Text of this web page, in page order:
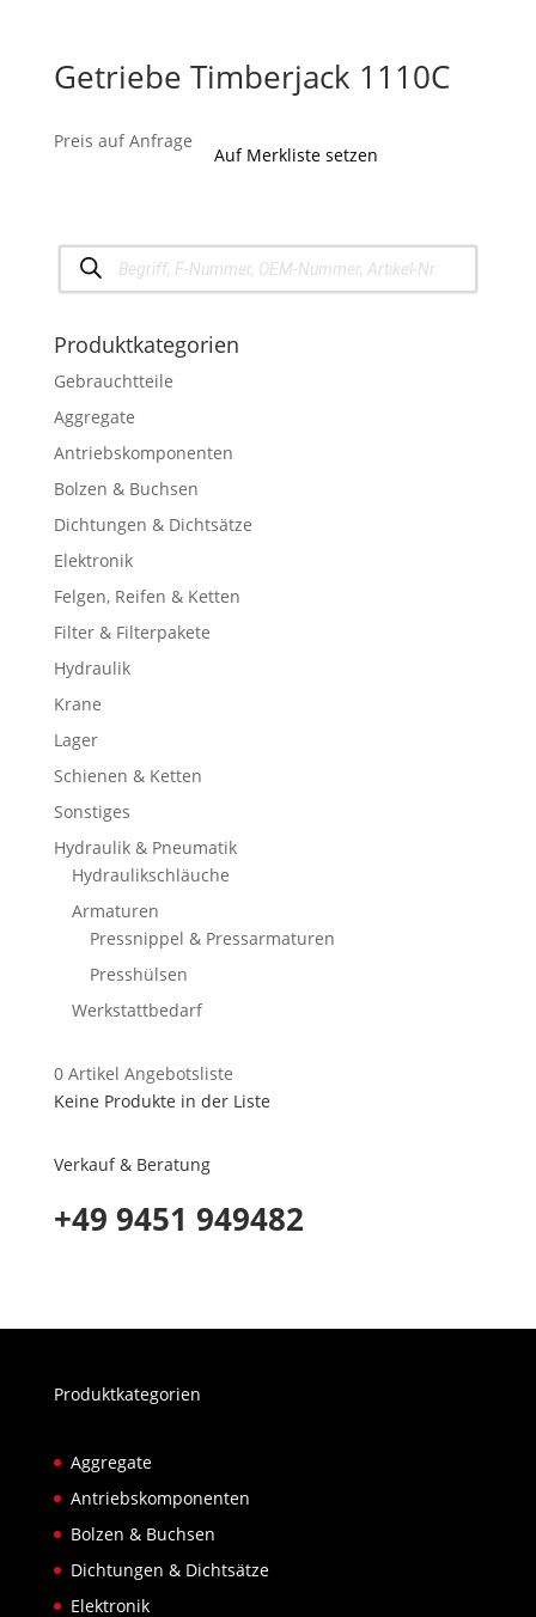
Getriebe Timberjack 1110C
Preis auf Anfrage
Auf Merkliste setzen
Products
search
Produktkategorien
Gebrauchtteile
Aggregate
Antriebskomponenten
Bolzen & Buchsen
Dichtungen & Dichtsätze
Elektronik
Felgen, Reifen & Ketten
Filter & Filterpakete
Hydraulik
Krane
Lager
Schienen & Ketten
Sonstiges
Hydraulik & Pneumatik
Hydraulikschläuche
Armaturen
Pressnippel & Pressarmaturen
Presshülsen
Werkstattbedarf
0Artikel Angebotsliste
Keine Produkte in der Liste
Verkauf & Beratung
+49 9451 949482
Produktkategorien
Aggregate
Antriebskomponenten
Bolzen & Buchsen
Dichtungen & Dichtsätze
Elektronik